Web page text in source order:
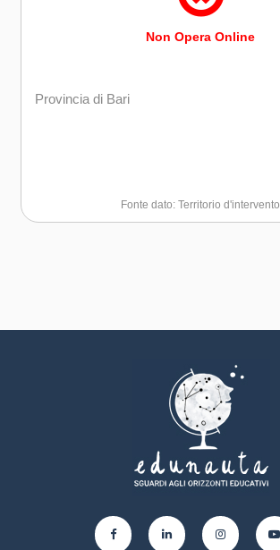
Non Opera Online
Provincia di Bari
Fonte dato: Territorio d'intervento